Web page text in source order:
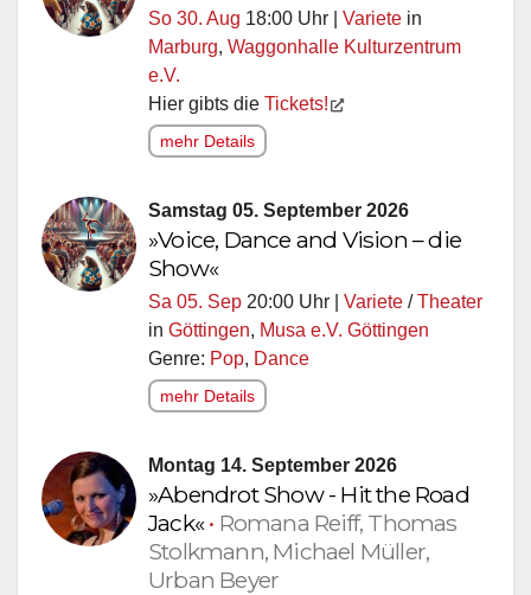
So 30. Aug 18:00 Uhr | Variete in
Marburg, Waggonhalle Kulturzentrum
e.V.
Hier gibts die Tickets!
mehr Details
Samstag 05. September 2026
»Voice, Dance and Vision – die
Show«
Sa 05. Sep 20:00 Uhr | Variete /Theater
in Göttingen, Musa e.V. Göttingen
Genre: Pop, Dance
mehr Details
Montag 14. September 2026
»Abendrot Show - Hit the Road
Jack«• Romana Reiff, Thomas
Stolkmann, Michael Müller,
Urban Beyer